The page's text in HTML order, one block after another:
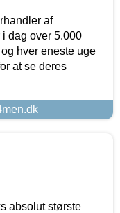
af
dag over 5.000
hver eneste uge
at se deres
absolut største